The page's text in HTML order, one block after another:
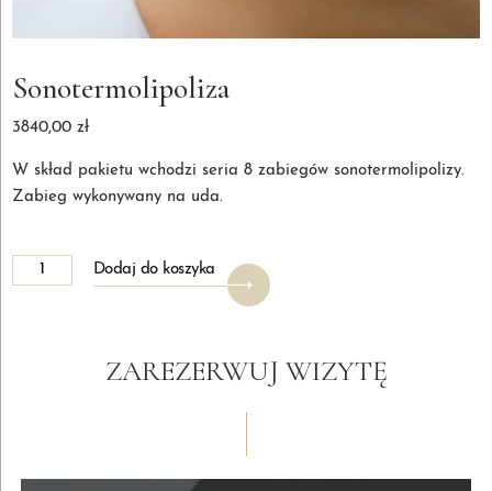
Sonotermolipoliza
3840,00zł
W skład pakietu wchodzi seria 8 zabiegów sonotermolipolizy.
Zabieg wykonywany na uda.
ilość
Sonotermolipoliza
Dodaj do koszyka
ZAREZERWUJ WIZYTĘ